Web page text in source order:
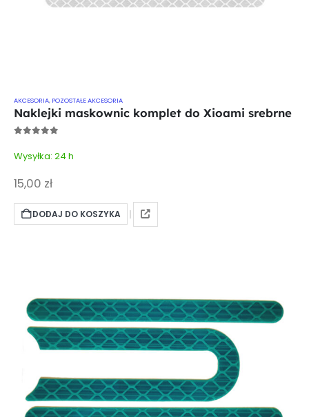
AKCESORIA, POZOSTAŁE AKCESORIA
Naklejki maskownic komplet do Xioami srebrne
Wysyłka: 24 h
15,00 zł
DODAJ DO KOSZYKA